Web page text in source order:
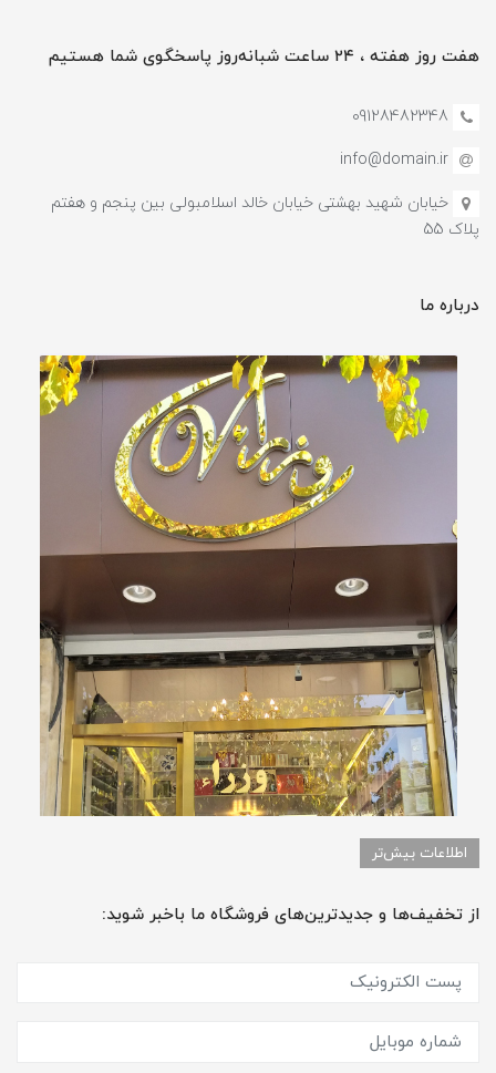
هفت روز هفته ، ۲۴ ساعت شبانه‌روز پاسخگوی شما هستیم
09128482348
info@domain.ir
خیابان شهید بهشتی خیابان خالد اسلامبولی بین پنجم و هفتم
پلاک 55
درباره ما
اطلاعات بیش‌تر
از تخفیف‌ها و جدیدترین‌های فروشگاه ما باخبر شوید: